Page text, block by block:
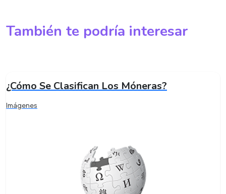
También te podría interesar
¿Cómo Se Clasifican Los Móneras?
Imágenes